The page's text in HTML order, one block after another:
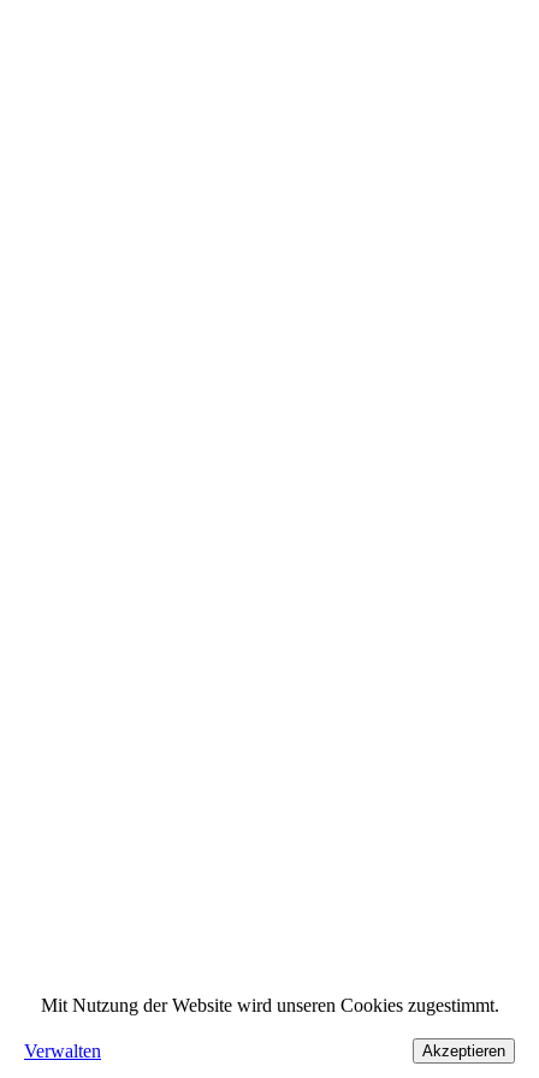
Mit Nutzung der Website wird unseren Cookies zugestimmt.
Verwalten Akzeptieren